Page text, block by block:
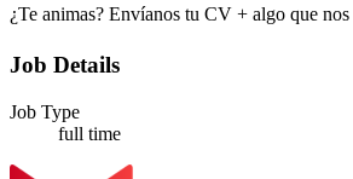
¿Te animas? Envíanos tu CV + algo que nos
Job Details
Job Type
full time